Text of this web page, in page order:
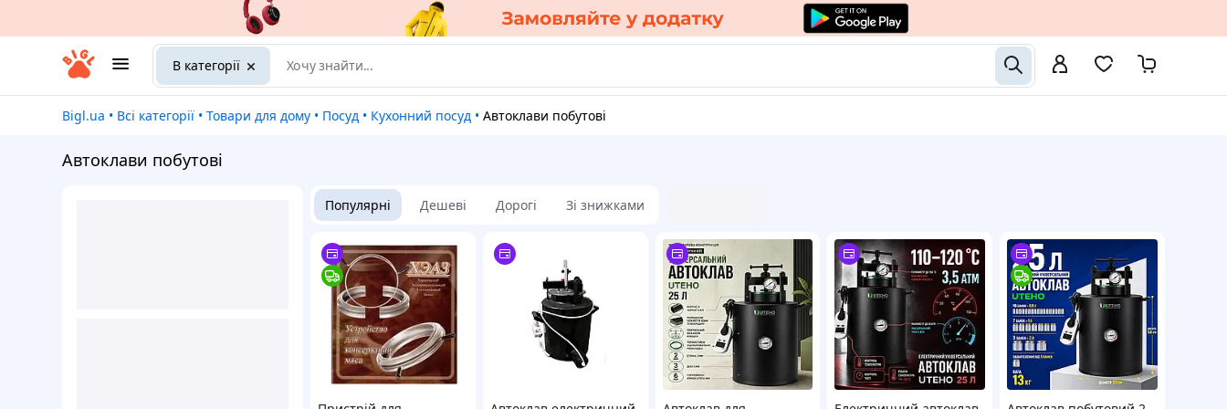
В категорії
Bigl.ua • Всі категорії • Товари для дому • Посуд • Кухонний посуд • Автоклави побутові
Автоклави побутові
Популярні Дешеві Дорогі Зі знижками